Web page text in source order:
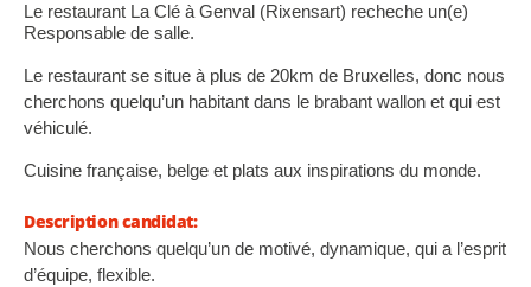
Le restaurant La Clé à Genval (Rixensart) recheche un(e)
Responsable de salle.
Le restaurant se situe à plus de 20km de Bruxelles, donc nous
cherchons quelqu’un habitant dans le brabant wallon et qui est
véhiculé.
Cuisine française, belge et plats aux inspirations du monde.
Description candidat:
Nous cherchons quelqu’un de motivé, dynamique, qui a l’esprit
d’équipe, flexible.